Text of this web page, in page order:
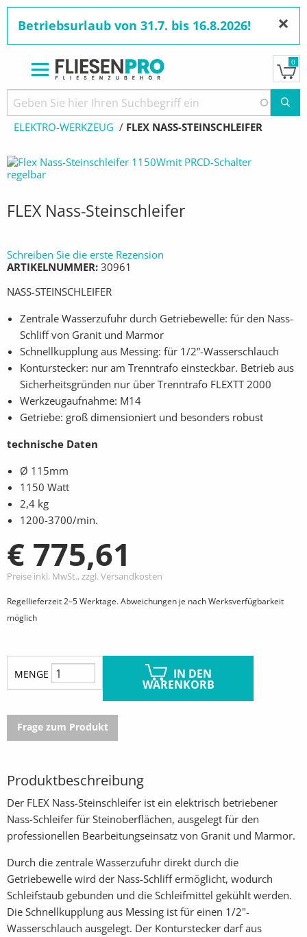
zum
Inhalt
Betriebsurlaub von 31.7. bis 16.8.2026! ×
0
Pfadnavigation
STARTSEITE PRODUKTE
ELEKTROWERKZEUGE
ELEKTRO-WERKZEUG
AKTUELL:
FLEX NASS-STEINSCHLEIFER
FLEX Nass-Steinschleifer
Schreiben Sie die erste Rezension
ARTIKELNUMMER 30961
NASS-STEINSCHLEIFER
Zentrale Wasserzufuhr durch Getriebewelle: für den Nass-
Schliff von Granit und Marmor
Schnellkupplung aus Messing: für 1/2”-Wasserschlauch
Konturstecker: nur am Trenntrafo einsteckbar. Betrieb aus
Sicherheitsgründen nur über Trenntrafo FLEXTT 2000
Werkzeugaufnahme: M14
Getriebe: groß dimensioniert und besonders robust
technische Daten
Ø 115mm
1150 Watt
2,4 kg
1200-3700/min.
€ 775,61
Preise inkl. MwSt., zzgl. Versandkosten
Regellieferzeit 2–5 Werktage. Abweichungen je nach Werksverfügbarkeit
möglich
MENGE IN DEN
WARENKORB
Frage zum Produkt
Produktbeschreibung
Der FLEX Nass-Steinschleifer ist ein elektrisch betriebener
Nass-Schleifer für Steinoberflächen, ausgelegt für den
professionellen Bearbeitungseinsatz von Granit und Marmor.
Durch die zentrale Wasserzufuhr direkt durch die
Getriebewelle wird der Nass-Schliff ermöglicht, wodurch
Schleifstaub gebunden und die Schleifmittel gekühlt werden.
Die Schnellkupplung aus Messing ist für einen 1/2"-
Wasserschlauch ausgelegt. Der Konturstecker darf aus